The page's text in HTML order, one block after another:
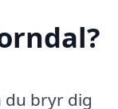
du bryr dig